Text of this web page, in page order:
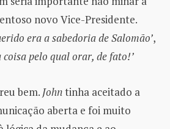
novo Vice-Presidente.
era a sabedoria de Salomão’,
coisa pelo qual orar, de fato!’
bem. Johntinha aceitado a
aberta e foi muito